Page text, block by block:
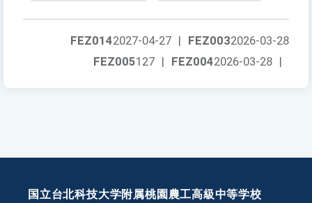
FEZ0032026-03-28
FEZ0142027-04-27 |
FEZ0042026-03-28 |
FEZ005127 |
国立台北科技大学附属桃園農工高級中等学校